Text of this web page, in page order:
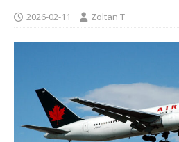
2026-02-11 Zoltan T